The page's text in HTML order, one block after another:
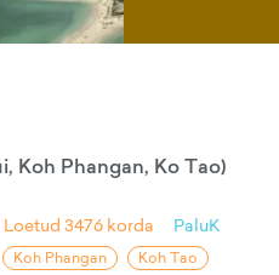
Koh Phangan, Ko Tao)
Loetud 3476 korda PaluK
Koh Phangan
Koh Tao